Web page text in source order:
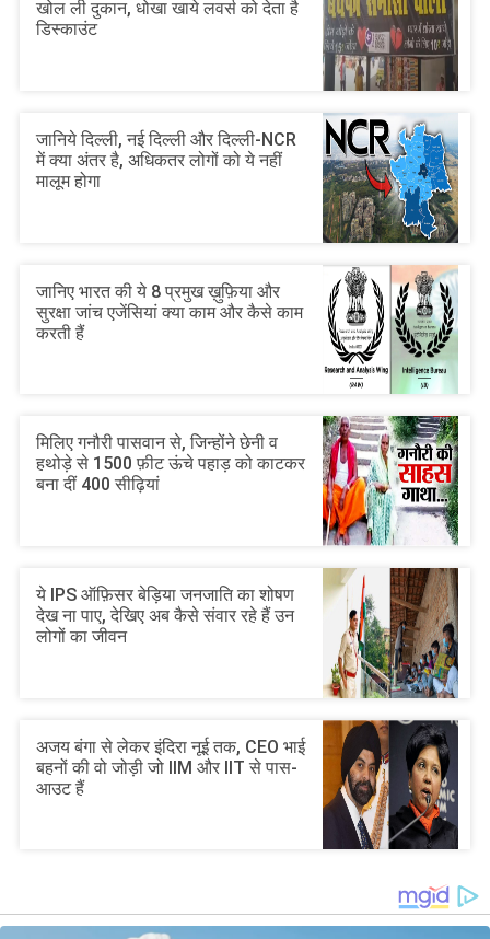
खोल ली दुकान, धोखा खाये लवर्स को देता है
डिस्काउंट
जानिये दिल्ली, नई दिल्ली और दिल्ली-NCR
में क्या अंतर है, अधिकतर लोगों को ये नहीं
मालूम होगा
जानिए भारत की ये 8 प्रमुख ख़ुफ़िया और
सुरक्षा जांच एजेंसियां क्या काम और कैसे काम
करती हैं
मिलिए गनौरी पासवान से, जिन्होंने छेनी व
हथोड़े से 1500 फ़ीट ऊंचे पहाड़ को काटकर
बना दीं 400 सीढ़ियां
ये IPS ऑफ़िसर बेड़िया जनजाति का शोषण
देख ना पाए, देखिए अब कैसे संवार रहे हैं उन
लोगों का जीवन
अजय बंगा से लेकर इंदिरा नूई तक, CEO भाई
बहनों की वो जोड़ी जो IIM और IIT से पास-
आउट हैं